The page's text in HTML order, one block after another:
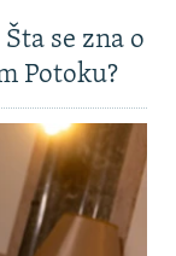
se zna o
Potoku?